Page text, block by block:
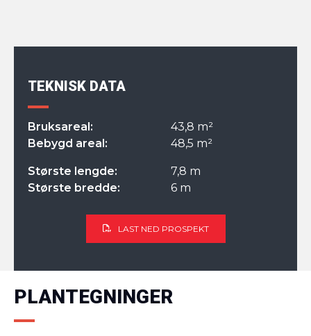
TEKNISK DATA
Bruksareal:
43,8 m²
Bebygd areal:
48,5 m²
Største lengde:
7,8 m
Største bredde:
6 m
LAST NED PROSPEKT
PLANTEGNINGER